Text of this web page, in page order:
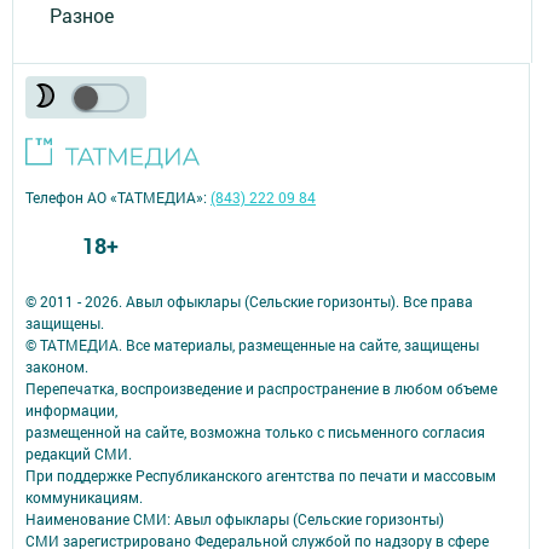
Разное
© 2011 - 2026. Авыл офыклары (Сельские горизонты). Все права
защищены.
© ТАТМЕДИА. Все материалы, размещенные на сайте, защищены
законом.
Перепечатка, воспроизведение и распространение в любом объеме
информации,
размещенной на сайте, возможна только с письменного согласия
редакций СМИ.
При поддержке Республиканского агентства по печати и массовым
коммуникациям.
Наименование СМИ: Авыл офыклары (Сельские горизонты)
СМИ зарегистрировано Федеральной службой по надзору в сфере
Телефон АО «ТАТМЕДИА»:(843) 222 09 84
18+